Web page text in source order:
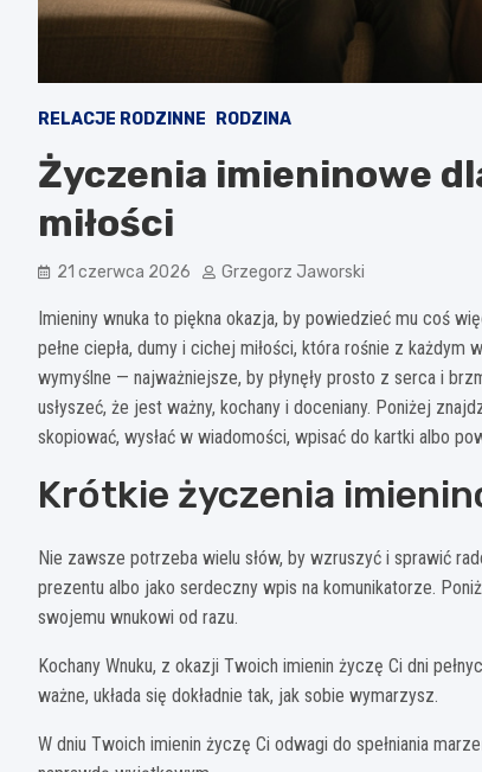
RELACJE RODZINNE RODZINA
Życzenia imieninowe
miłości
21 czerwca 2026 Grzegorz Jaworski
Imieniny wnuka to piękna okazja, by powiedzieć mu coś
pełne ciepła, dumy i cichej miłości, która rośnie z
wymyślne — najważniejsze, by płynęły prosto z serca i
usłyszeć, że jest ważny, kochany i doceniany. Poniżej
skopiować, wysłać w wiadomości, wpisać do kartki albo
Krótkie życzenia
Nie zawsze potrzeba wielu słów, by wzruszyć i sprawić
prezentu albo jako serdeczny wpis na komunikatorze.
swojemu wnukowi od razu.
Kochany Wnuku, z okazji Twoich imienin życzę Ci dni
ważne, układa się dokładnie tak, jak sobie wymarzysz.
W dniu Twoich imienin życzę Ci odwagi do spełniania